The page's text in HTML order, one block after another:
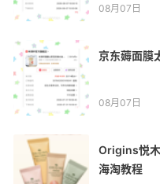
08月07日
京东薅面膜
08月07日
Origins悦
海淘教程